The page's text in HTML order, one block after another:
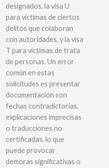
designados, la visa U
para víctimas de ciertos
delitos que colaboran
con autoridades, y la visa
T para víctimas de trata
de personas. Un error
común en estas
solicitudes es presentar
documentación con
fechas contradictorias,
explicaciones imprecisas
o traducciones no
certificadas, lo que
puede provocar
demoras significativas o